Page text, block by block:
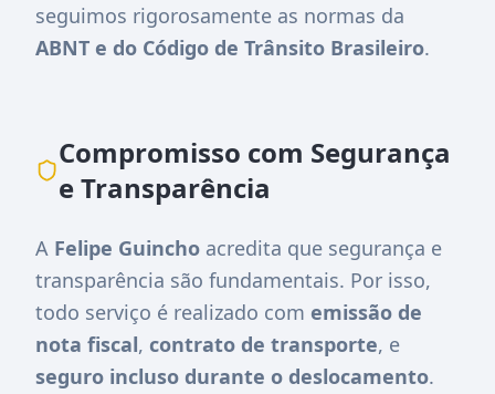
seguimos rigorosamente as normas da
ABNT e do Código de Trânsito Brasileiro.
Compromisso com Segurança
e Transparência
A Felipe Guincho acredita que segurança e
transparência são fundamentais. Por isso,
todo serviço é realizado com emissão de
nota fiscal, contrato de transporte, e
seguro incluso durante o deslocamento.